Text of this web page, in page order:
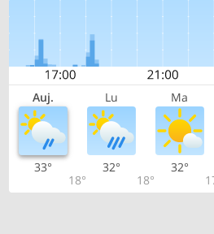
Auj. Lu Ma
33°
18°
32°
18°
32°